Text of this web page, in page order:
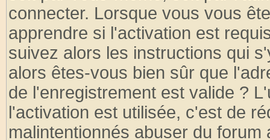
connecter. Lorsque vous vous
apprendre si l'activation est
suivez alors les instructions qui
alors êtes-vous bien sûr que
de l'enregistrement est valide ?
l'activation est utilisée, c'est de
malintentionnés abuser du